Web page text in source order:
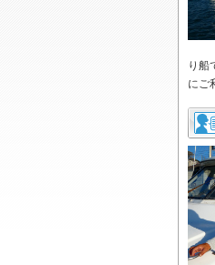
り船
にご